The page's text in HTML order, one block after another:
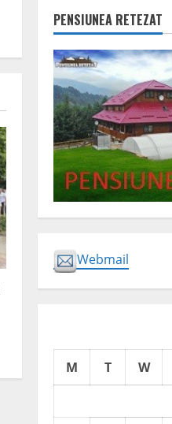
PENSIUNEA RETEZAT
Webmail
M T W